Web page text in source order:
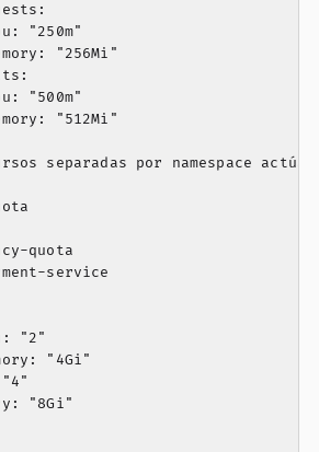
"250m"
"256Mi"
"500m"
"512Mi"
separadas por namespace actúan
quota
service
"2"
"4Gi"
"8Gi"